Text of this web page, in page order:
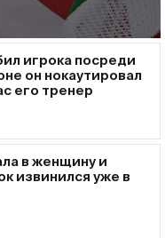
игрока посреди
он нокаутировал
его тренер
в женщину и
извинился уже в